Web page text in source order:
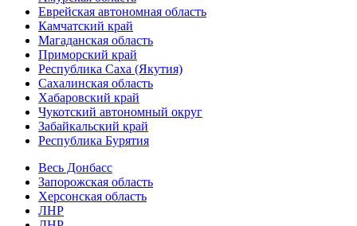
Еврейская автономная область
Камчатский край
Магаданская область
Приморский край
Республика Саха (Якутия)
Сахалинская область
Хабаровский край
Чукотский автономный округ
Забайкальский край
Республика Бурятия
Весь Донбасс
Запорожская область
Херсонская область
ЛНР